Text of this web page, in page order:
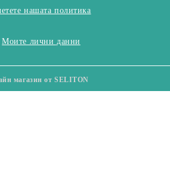
нашата политика
Моите лични данни
магазин от SELITON